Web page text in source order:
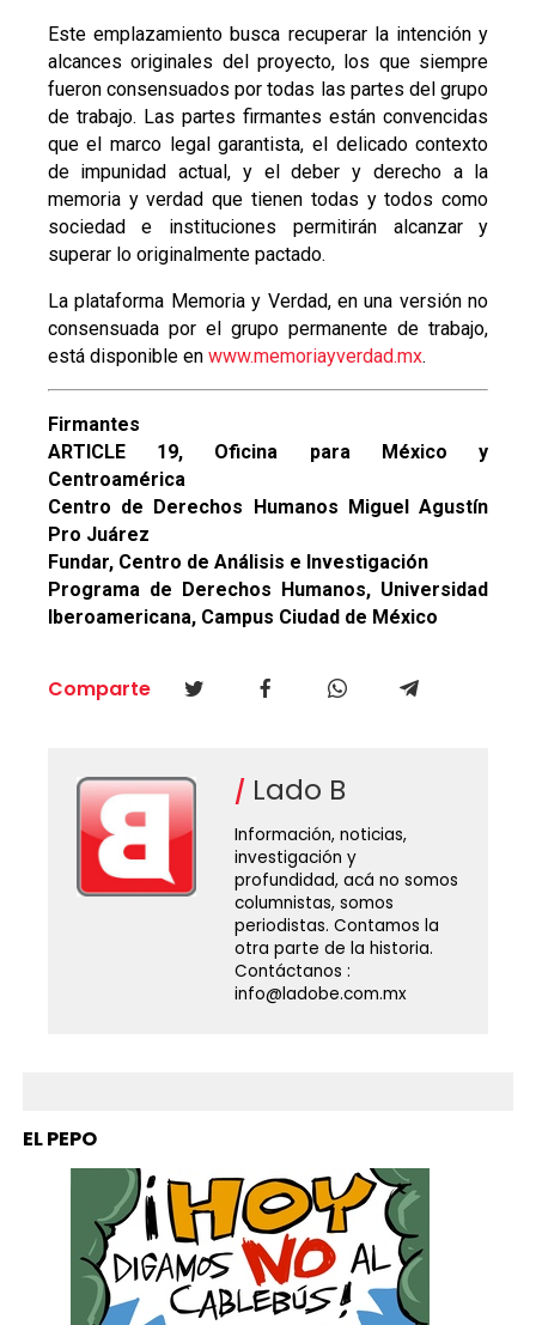
Este emplazamiento busca recuperar la intención y
alcances originales del proyecto, los que siempre
fueron consensuados por todas las partes del grupo
de trabajo. Las partes firmantes están convencidas
que el marco legal garantista, el delicado contexto
de impunidad actual, y el deber y derecho a la
memoria y verdad que tienen todas y todos como
sociedad e instituciones permitirán alcanzar y
superar lo originalmente pactado.
La plataforma Memoria y Verdad, en una versión no
consensuada por el grupo permanente de trabajo,
está disponible en www.memoriayverdad.mx.
Firmantes
ARTICLE 19, Oficina para México y
Centroamérica
Centro de Derechos Humanos Miguel Agustín
Pro Juárez
Fundar, Centro de Análisis e Investigación
Programa de Derechos Humanos, Universidad
Iberoamericana, Campus Ciudad de México
Comparte
Lado B
Información, noticias,
investigación y
profundidad, acá no somos
columnistas, somos
periodistas. Contamos la
otra parte de la historia.
Contáctanos :
info@ladobe.com.mx
EL PEPO